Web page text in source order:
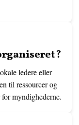
ledere eller
til ressourcer og
for myndighederne.